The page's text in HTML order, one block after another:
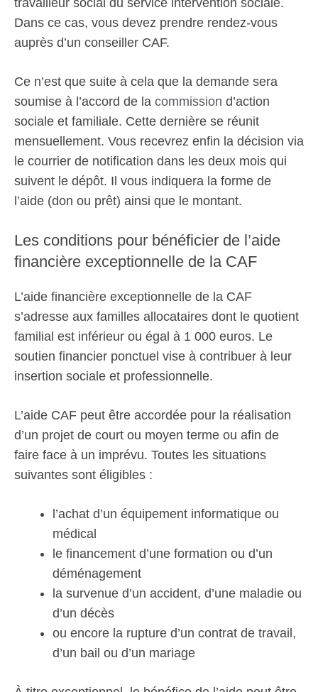
travailleur social du service intervention sociale.
Dans ce cas, vous devez prendre rendez-vous
auprès d’un conseiller CAF.
Ce n’est que suite à cela que la demande sera
soumise à l’accord de la commission d’action
sociale et familiale. Cette dernière se réunit
mensuellement. Vous recevrez enfin la décision via
le courrier de notification dans les deux mois qui
suivent le dépôt. Il vous indiquera la forme de
l’aide (don ou prêt) ainsi que le montant.
Les conditions pour bénéficier de l’aide
financière exceptionnelle de la CAF
L’aide financière exceptionnelle de la CAF
s’adresse aux familles allocataires dont le quotient
familial est inférieur ou égal à 1 000 euros. Le
soutien financier ponctuel vise à contribuer à leur
insertion sociale et professionnelle.
L’aide CAF peut être accordée pour la réalisation
d’un projet de court ou moyen terme ou afin de
faire face à un imprévu. Toutes les situations
suivantes sont éligibles :
l’achat d’un équipement informatique ou
médical
le financement d’une formation ou d’un
déménagement
la survenue d’un accident, d’une maladie ou
d’un décès
ou encore la rupture d’un contrat de travail,
d’un bail ou d’un mariage